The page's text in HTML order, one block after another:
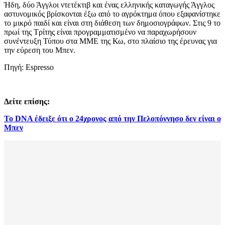
Ήδη, δύο Άγγλοι ντετέκτιβ και ένας ελληνικής καταγωγής Άγγλος
αστυνομικός βρίσκονται έξω από το αγρόκτημα όπου εξαφανίστηκε
το μικρό παιδί και είναι στη διάθεση των δημοσιογράφων. Στις 9 το
πρωί της Τρίτης είναι προγραμματισμένο να παραχωρήσουν
συνέντευξη Τύπου στα ΜΜΕ της Κω, στο πλαίσιο της έρευνας για
την εύρεση του Μπεν.
Πηγή: Espresso
Δείτε επίσης:
Το DNA έδειξε ότι ο 24χρονος από την Πελοπόννησο δεν είναι ο
Μπεν